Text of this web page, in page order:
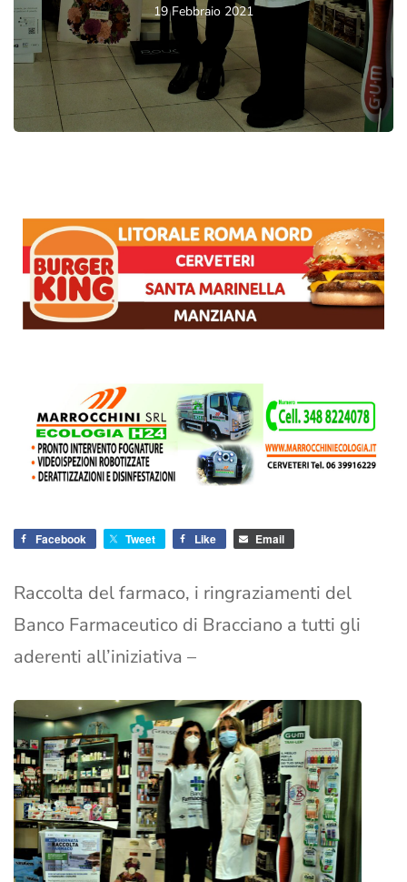
19 Febbraio 2021
Facebook Tweet Like Email
Raccolta del farmaco, i ringraziamenti del
Banco Farmaceutico di Bracciano a tutti gli
aderenti all’iniziativa –